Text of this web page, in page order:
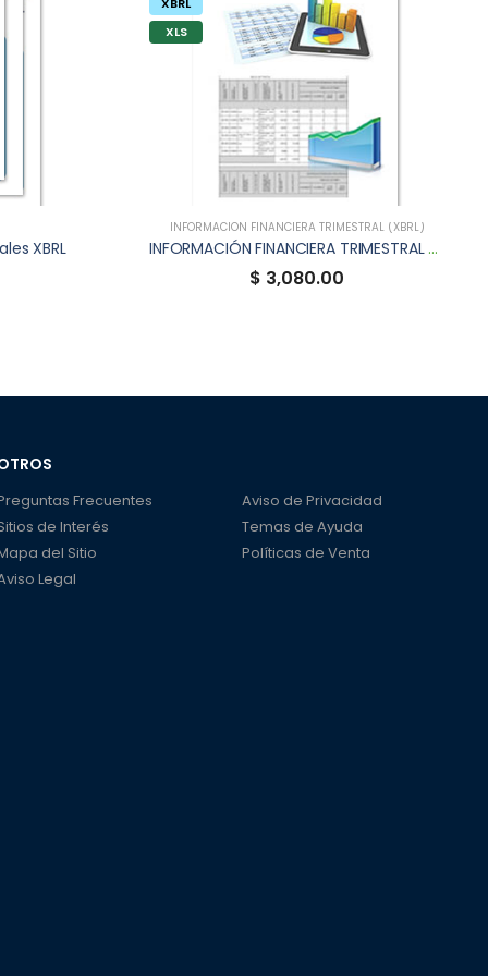
XBRL
XLS
INFORMACIÓN FINANCIERA TRIMESTRAL (XBRL)
INFORMACIÓN FINANCIERA TRIMESTRAL XBRL DE FVIA
$ 3,080.00
Frecuentes
de Interés
del Sitio
Legal
Aviso de Privacidad
Temas de Ayuda
Políticas de Venta